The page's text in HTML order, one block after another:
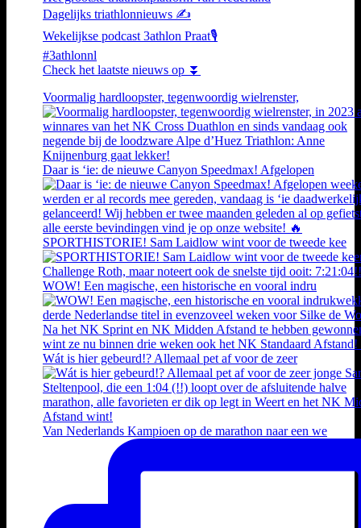
Dagelijks triathlonnieuws ✍️
Wekelijkse podcast 3athlon Praat🎙️
#3athlonnl
Check het laatste nieuws op ⏬
Voormalig hardloopster, tegenwoordig wielrenster,
Daar is ‘ie: de nieuwe Canyon Speedmax! Afgelopen
SPORTHISTORIE! Sam Laidlow wint voor de tweede kee
WOW! Een magische, een historische en vooral indru
Wát is hier gebeurd!? Allemaal pet af voor de zeer
Van Nederlands Kampioen op de marathon naar een we